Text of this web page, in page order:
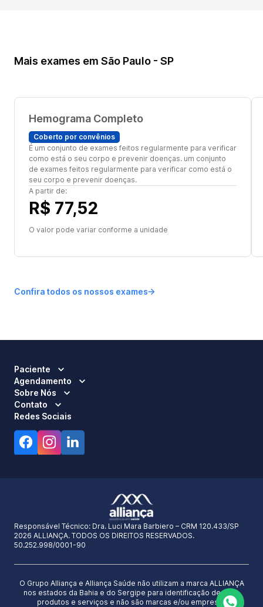
Mais exames em São Paulo - SP
Hemograma Completo
Coberto por convênios
É um conjunto de exames feitos regularmente para verificar
como está o seu corpo e prevenir doenças. um conjunto
de exames feitos regularmente para verificar como está o
seu corpo e prevenir doenças.
A partir de:
R$ 77,52
O valor pode variar conforme a unidade
Confira todos os nossos exames
Paciente
Agendamento
Sobre Nós
Contato
Redes Sociais
Responsável Técnico: Dra. Luci Mara Barbiero – CRM 120.433/SP
2026 ALLIANÇA. TODOS OS DIREITOS RESERVADOS.
50.252.998/0001-90
O Grupo Alliança e Alliança Saúde não utilizam a marca ALLIANÇA
nos estados da Bahia e do Sergipe para identificação de seus
produtos e serviços e não são marcas e/ou empresas